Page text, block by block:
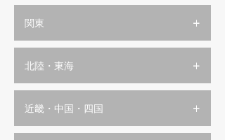
関東
北陸・東海
近畿・中国・四国